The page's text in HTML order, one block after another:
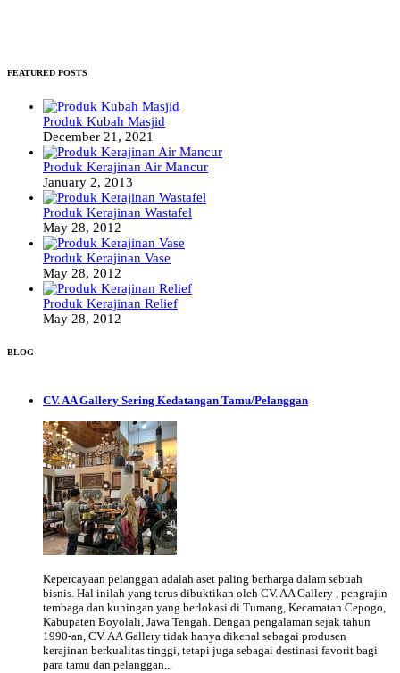
FEATURED POSTS
Produk Kubah Masjid
December 21, 2021
Produk Kerajinan Air Mancur
January 2, 2013
Produk Kerajinan Wastafel
May 28, 2012
Produk Kerajinan Vase
May 28, 2012
Produk Kerajinan Relief
May 28, 2012
BLOG
CV. AA Gallery Sering Kedatangan Tamu/Pelanggan
Kepercayaan pelanggan adalah aset paling berharga dalam sebuah
bisnis. Hal inilah yang terus dibuktikan oleh CV. AA Gallery , pengrajin
tembaga dan kuningan yang berlokasi di Tumang, Kecamatan Cepogo,
Kabupaten Boyolali, Jawa Tengah. Dengan pengalaman sejak tahun
1990-an, CV. AA Gallery tidak hanya dikenal sebagai produsen
kerajinan berkualitas tinggi, tetapi juga sebagai destinasi favorit bagi
para tamu dan pelanggan...